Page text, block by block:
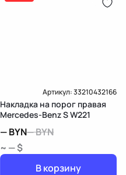
Артикул:33210432166
Накладка на порог правая
Mercedes-Benz S W221
—BYN—BYN
~ — $
В корзину